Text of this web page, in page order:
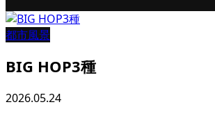
都市風景
BIG HOP3種
2026.05.24